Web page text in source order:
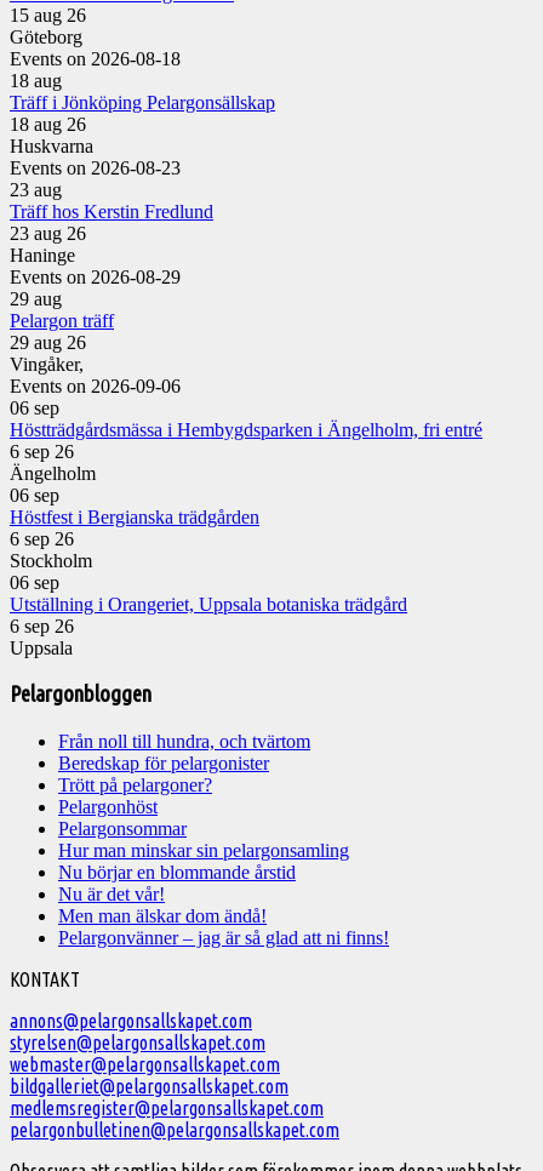
15 aug 26
Göteborg
Events on 2026-08-18
18 aug
Träff i Jönköping Pelargonsällskap
18 aug 26
Huskvarna
Events on 2026-08-23
23 aug
Träff hos Kerstin Fredlund
23 aug 26
Haninge
Events on 2026-08-29
29 aug
Pelargon träff
29 aug 26
Vingåker,
Events on 2026-09-06
06 sep
Höstträdgårdsmässa i Hembygdsparken i Ängelholm, fri entré
6 sep 26
Ängelholm
06 sep
Höstfest i Bergianska trädgården
6 sep 26
Stockholm
06 sep
Utställning i Orangeriet, Uppsala botaniska trädgård
6 sep 26
Uppsala
Pelargonbloggen
Från noll till hundra, och tvärtom
Beredskap för pelargonister
Trött på pelargoner?
Pelargonhöst
Pelargonsommar
Hur man minskar sin pelargonsamling
Nu börjar en blommande årstid
Nu är det vår!
Men man älskar dom ändå!
Pelargonvänner – jag är så glad att ni finns!
Välkommen
till
Svenska
Pelargonsällskapet
KONTAKT
annons@pelargonsallskapet.com
styrelsen@pelargonsallskapet.com
webmaster@pelargonsallskapet.com
bildgalleriet@pelargonsallskapet.com
medlemsregister@pelargonsallskapet.com
pelargonbulletinen@pelargonsallskapet.com